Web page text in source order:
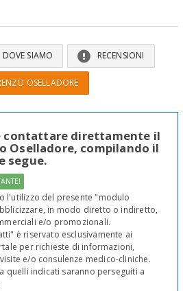
DOVE SIAMO RECENSIONI
OSELLADORE
contattare direttamente il
Oselladore, compilando il
segue.
l'utilizzo del presente "modulo
in modo diretto o indiretto,
e/o promozionali.
è riservato esclusivamente ai
per richieste di informazioni,
e/o consulenze medico-cliniche.
quelli indicati saranno perseguiti a